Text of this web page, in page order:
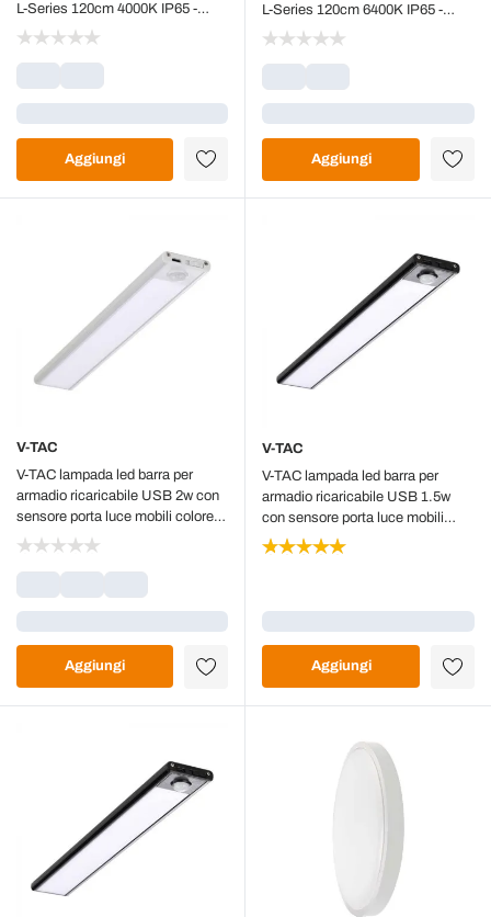
L-Series 120cm 4000K IP65 -
23083
Aggiungi
L-Series 120cm 6400K IP65 -
23084
Aggiungi
V-TAC
V-TAC lampada led barra per
armadio ricaricabile USB 2w con
sensore porta luce mobili colore
bianco 3000k sku 2962
Aggiungi
V-TAC
V-TAC lampada led barra per
armadio ricaricabile USB 1.5w
con sensore porta luce mobili
colore nero 4000k sku 2959
Aggiungi